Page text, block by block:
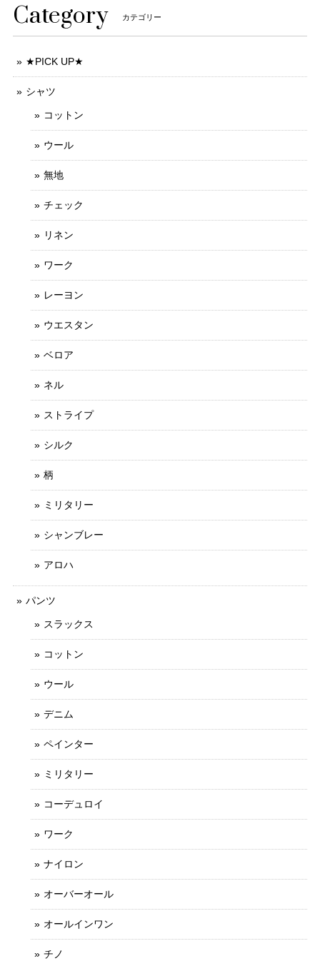
Category カテゴリー
★PICK UP★
シャツ
コットン
ウール
無地
チェック
リネン
ワーク
レーヨン
ウエスタン
ベロア
ネル
ストライプ
シルク
柄
ミリタリー
シャンブレー
アロハ
パンツ
スラックス
コットン
ウール
デニム
ペインター
ミリタリー
コーデュロイ
ワーク
ナイロン
オーバーオール
オールインワン
チノ